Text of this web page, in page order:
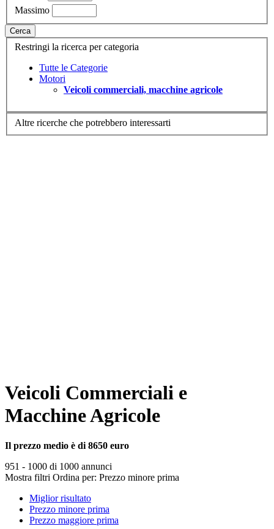
Massimo
Cerca
Restringi la ricerca per categoria
Tutte le Categorie
Motori
Veicoli commerciali, macchine agricole
Altre ricerche che potrebbero interessarti
Veicoli Commerciali e
Macchine Agricole
Il prezzo medio è di 8650 euro
951 - 1000 di 1000 annunci
Mostra filtri Ordina per: Prezzo minore prima
Miglior risultato
Prezzo minore prima
Prezzo maggiore prima